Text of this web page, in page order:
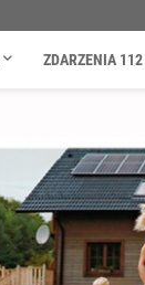
ZDARZENIA 112